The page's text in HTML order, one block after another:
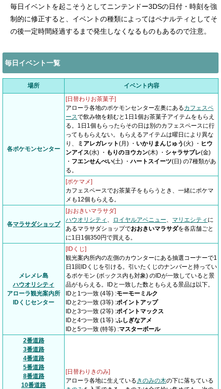
毎日イベントを起こそうとしてニンテンドー3DSの日付・時刻を強
制的に修正すると、イベントの種類によってはペナルティとしてそ
の後一定時間経過するまで発生しなくなるものもあるので注意。
毎日イベント一覧
場所 イベント内容
各ポケモンセンター
[日替わりお茶菓子]
アローラ各地のポケモンセンター左奥にあるカフェスペ
ースで飲み物を頼むと1日1個お茶菓子アイテムをもらえ
る。1日1個もらったらその日は別のカフェスペースに行
ってももらえない。もらえるアイテムは曜日により異な
り、
ミアレガレット(月) ・ いかりまんじゅう(火) ・ ヒウ
ンアイス(水) ・ もりのヨウカン(木) ・ シャラサブレ(金)
・ フエンせんべい(土) ・ハートスイーツ(日) の7種類があ
る。
[ポケマメ]
カフェスペースでお茶菓子をもらうとき、一緒にポケマ
メも12個もらえる。
各マラサダショップ
[おおきいマラサダ]
ハウオリシティ 、 ロイヤルアベニュー、 マリエシティ に
あるマラサダショップでおおきいマラサダを各店舗ごと
に1日1個350円で買える。
メレメレ島
ハウオリシティ
アローラ観光案内所
IDくじセンター
[IDくじ]
観光案内所内の左側のカウンターにある抽選コーナーで1
日1回IDくじを引ける。引いたくじのナンバーと持ってい
るポケモン (ボックス内も対象) のIDが一致していると景
品がもらえる。IDと一致した数ともらえる景品は以下。
IDと1つ一致 (4等) :モーモーミルク
IDと2つ一致 (3等) :ポイントアップ
IDと3つ一致 (2等) :ポイントマックス
IDと4つ一致 (1等) :ふしぎなアメ
IDと5つ一致 (特等) :マスターボール
2番道路
3番道路
4番道路
5番道路
8番道路
10番道路
[日替わりきのみ]
アローラ各地に生えているきのみの木の下に落ちている